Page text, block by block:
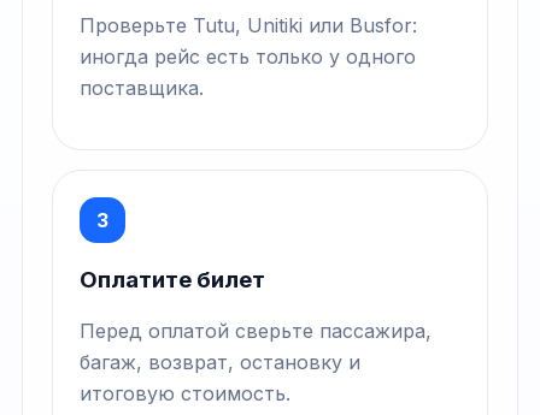
Проверьте Tutu, Unitiki или Busfor:
иногда рейс есть только у одного
поставщика.
3
Оплатите билет
Перед оплатой сверьте пассажира,
багаж, возврат, остановку и
итоговую стоимость.